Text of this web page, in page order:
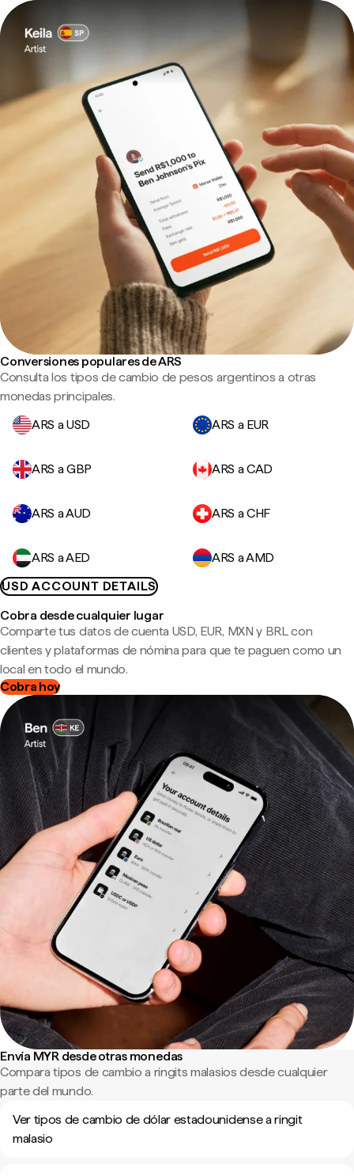
Conversiones populares de ARS
Consulta los tipos de cambio de pesos argentinos a otras
monedas principales.
ARS a USD
ARS a EUR
ARS a GBP ARS a CAD
ARS a AUD ARS a CHF
ARS a AED
ARS a AMD
USD ACCOUNT DETAILS
Cobra desde cualquier lugar
Comparte tus datos de cuenta USD, EUR, MXN y BRL con
clientes y plataformas de nómina para que te paguen como un
local en todo el mundo.
Cobra hoy
Envía MYR desde otras monedas
Compara tipos de cambio a ringits malasios desde cualquier
parte del mundo.
Ver tipos de cambio de dólar estadounidense a ringit
malasio